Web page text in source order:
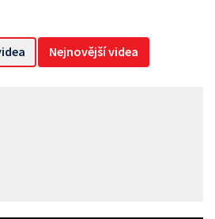
Nejnovější videa